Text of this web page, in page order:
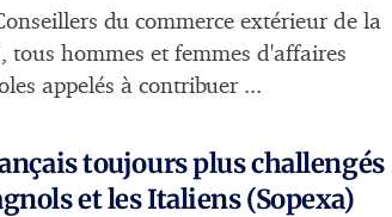
du commerce extérieur de la
tous hommes et femmes d'affaires
appelés à contribuer ...
toujours plus challengés
et les Italiens (Sopexa)